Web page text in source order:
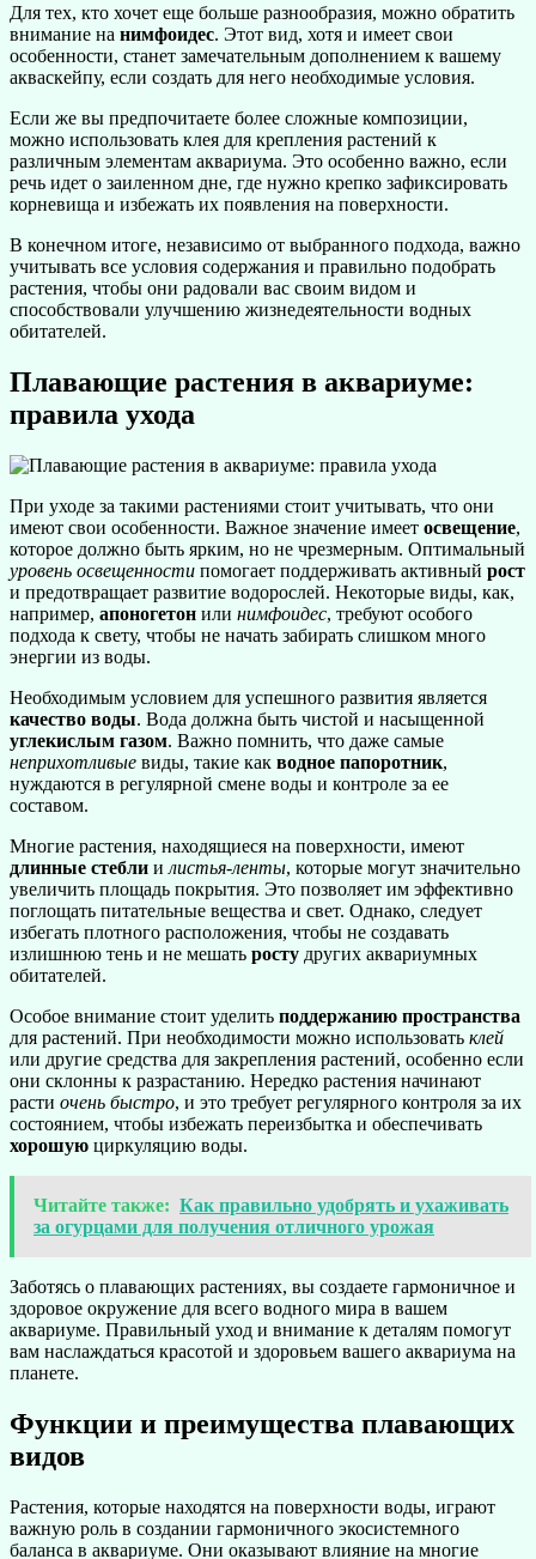
Для тех, кто хочет еще больше разнообразия, можно обратить
внимание на нимфоидес. Этот вид, хотя и имеет свои
особенности, станет замечательным дополнением к вашему
акваскейпу, если создать для него необходимые условия.
Если же вы предпочитаете более сложные композиции,
можно использовать клея для крепления растений к
различным элементам аквариума. Это особенно важно, если
речь идет о заиленном дне, где нужно крепко зафиксировать
корневища и избежать их появления на поверхности.
В конечном итоге, независимо от выбранного подхода, важно
учитывать все условия содержания и правильно подобрать
растения, чтобы они радовали вас своим видом и
способствовали улучшению жизнедеятельности водных
обитателей.
Плавающие растения в аквариуме:
правила ухода
При уходе за такими растениями стоит учитывать, что они
имеют свои особенности. Важное значение имеет освещение,
которое должно быть ярким, но не чрезмерным. Оптимальный
уровень освещенности помогает поддерживать активный рост
и предотвращает развитие водорослей. Некоторые виды, как,
например, апоногетон или нимфоидес, требуют особого
подхода к свету, чтобы не начать забирать слишком много
энергии из воды.
Необходимым условием для успешного развития является
качество воды. Вода должна быть чистой и насыщенной
углекислым газом. Важно помнить, что даже самые
неприхотливые виды, такие как водное папоротник,
нуждаются в регулярной смене воды и контроле за ее
составом.
Многие растения, находящиеся на поверхности, имеют
длинные стебли и листья-ленты, которые могут значительно
увеличить площадь покрытия. Это позволяет им эффективно
поглощать питательные вещества и свет. Однако, следует
избегать плотного расположения, чтобы не создавать
излишнюю тень и не мешать росту других аквариумных
обитателей.
Особое внимание стоит уделить поддержанию пространства
для растений. При необходимости можно использовать клей
или другие средства для закрепления растений, особенно если
они склонны к разрастанию. Нередко растения начинают
расти очень быстро, и это требует регулярного контроля за их
состоянием, чтобы избежать переизбытка и обеспечивать
хорошую циркуляцию воды.
Читайте также: Как правильно удобрять и ухаживать
за огурцами для получения отличного урожая
Заботясь о плавающих растениях, вы создаете гармоничное и
здоровое окружение для всего водного мира в вашем
аквариуме. Правильный уход и внимание к деталям помогут
вам наслаждаться красотой и здоровьем вашего аквариума на
планете.
Функции и преимущества плавающих
видов
Растения, которые находятся на поверхности воды, играют
важную роль в создании гармоничного экосистемного
баланса в аквариуме. Они оказывают влияние на многие